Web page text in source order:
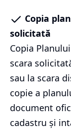
Copia
solicitată
Copia
scara
sau la scara
copie a
document
cadastru și